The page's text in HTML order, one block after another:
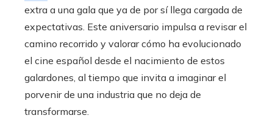
extra a una gala que ya de por sí llega cargada de
expectativas. Este aniversario impulsa a revisar el
camino recorrido y valorar cómo ha evolucionado
el cine español desde el nacimiento de estos
galardones, al tiempo que invita a imaginar el
porvenir de una industria que no deja de
transformarse.